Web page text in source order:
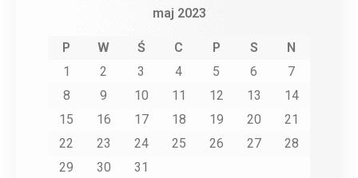
maj 2023
P W Ś C P S
N
1
2 3 4 5 6
7
8
9 10 11 12 13
14
15
16 17 18 19 20
21
22
23 24 25 26 27
28
29
30 31